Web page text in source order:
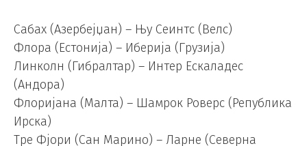
Сабах (Азербејџан) – Њу Сеинтс (Велс)
Флора (Естонија) – Иберија (Грузија)
Линколн (Гибралтар) – Интер Ескаладес
(Андора)
Флоријана (Малта) – Шамрок Роверс (Република
Ирска)
Тре Фјори (Сан Марино) – Ларне (Северна